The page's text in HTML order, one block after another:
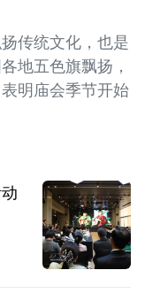
传统文化，也是
地五色旗飘扬，
明庙会季节开始